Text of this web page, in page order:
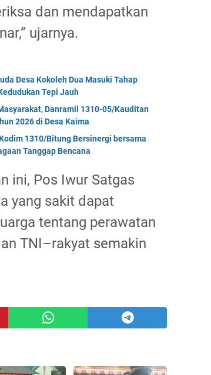
dan mendapatkan
ujarnya.
Desa Kokoleh Dua Masuki Tahap
Tepi Jauh
Danramil 1310-05/Kauditan
2026 di Desa Kaima
1310/Bitung Bersinergi bersama
Tanggap Bencana
ini, Pos Iwur Satgas
yang sakit dapat
tentang perawatan
TNI–rakyat semakin